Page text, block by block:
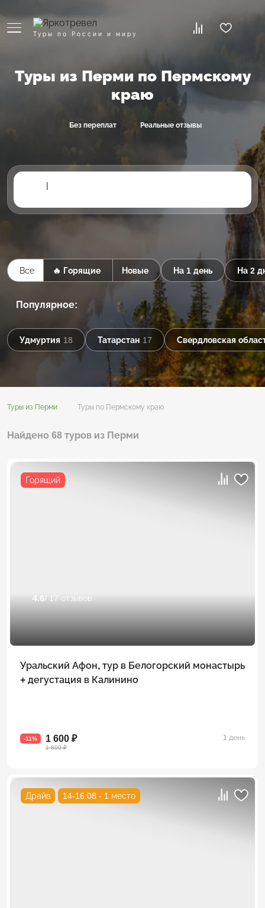
Туры по России и миру
Туры из Перми по Пермскому
краю
Без переплат Реальные отзывы
|
Все 🔥 Горящие Новые На 1 день На 2
Популярное:
Удмуртия 18 Татарстан 17 Свердловская
Туры из Перми Туры по Пермскому краю
Найдено 68 туров из Перми
Горящий
4.6/ 17 отзывов
Уральский Афон, тур в Белогорский монастырь
+ дегустация в Калинино
-11% 1 600 ₽
1 800 ₽
1 день
Драйв 14-16.08 - 1 место